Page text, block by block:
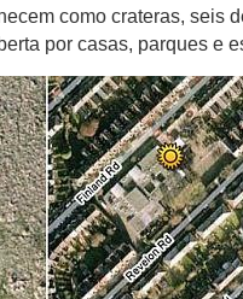
como crateras, seis
por casas, parques e